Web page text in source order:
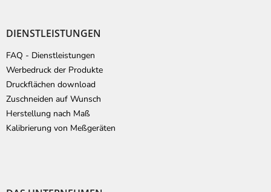
DIENSTLEISTUNGEN
FAQ - Dienstleistungen
Werbedruck der Produkte
Druckflächen download
Zuschneiden auf Wunsch
Herstellung nach Maß
Kalibrierung von Meßgeräten